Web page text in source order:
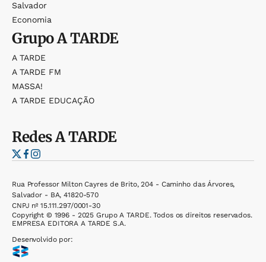
Salvador
Economia
GrupoA TARDE
A TARDE
A TARDE FM
MASSA!
A TARDE EDUCAÇÃO
RedesA TARDE
Rua Professor Milton Cayres de Brito, 204 - Caminho das Árvores,
Salvador - BA, 41820-570
CNPJ nº 15.111.297/0001-30
Copyright © 1996 - 2025 Grupo A TARDE. Todos os direitos reservados.
EMPRESA EDITORA A TARDE S.A.
Desenvolvido por: